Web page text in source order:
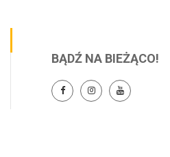
BĄDŹ NA BIEŻĄCO!